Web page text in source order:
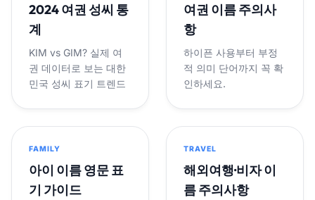
2024 여권 성씨 통
계
KIM vs GIM? 실제 여
권 데이터로 보는 대한
민국 성씨 표기 트렌드
여권 이름 주의사
항
하이픈 사용부터 부정
적 의미 단어까지 꼭 확
인하세요.
FAMILY
아이 이름 영문 표
기 가이드
TRAVEL
해외여행·비자 이
름 주의사항